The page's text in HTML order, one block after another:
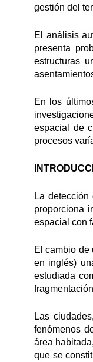
gestión del
El análisis
presenta
estructuras
En los
espacial de
procesos
La
proporciona
espacial con
El cambio de
en inglés)
estudiada
Las
fenómenos
área
que se